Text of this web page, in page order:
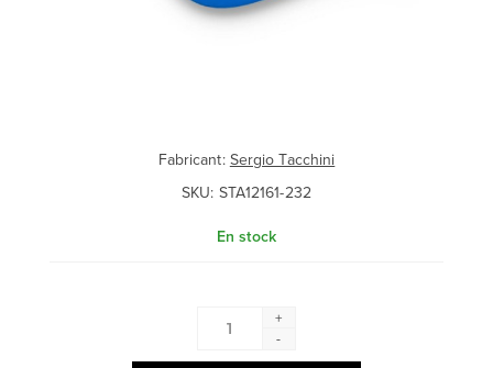
Fabricant: Sergio Tacchini
SKU: STA12161-232
En stock
+
-